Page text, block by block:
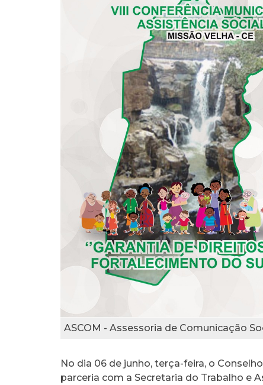
ASCOM - Assessoria de Comunicação
No dia 06 de junho, terça-feira, o
parceria com a Secretaria do Trabalho e